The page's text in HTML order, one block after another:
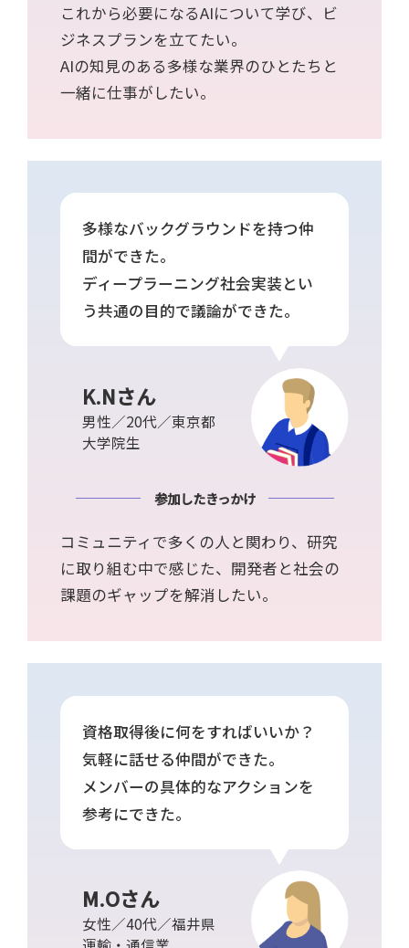
これから必要になるAIについて学び、ビ
ジネスプランを立てたい。
AIの知見のある多様な業界のひとたちと
一緒に仕事がしたい。
多様なバックグラウンドを持つ仲
間ができた。
ディープラーニング社会実装とい
う共通の目的で議論ができた。
K.Nさん
男性／20代／東京都
大学院生
参加したきっかけ
コミュニティで多くの人と関わり、研究
に取り組む中で感じた、開発者と社会の
課題のギャップを解消したい。
資格取得後に何をすればいいか？
気軽に話せる仲間ができた。
メンバーの具体的なアクションを
参考にできた。
M.Oさん
女性／40代／福井県